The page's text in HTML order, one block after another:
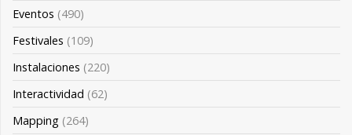
Eventos (490)
Festivales (109)
Instalaciones (220)
Interactividad (62)
Mapping (264)